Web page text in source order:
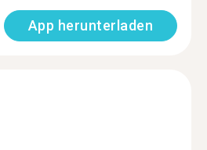
App herunterladen